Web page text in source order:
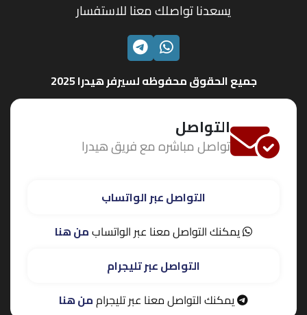
يسعدنا تواصلك معنا للاستفسار
الواتسابتليجرام
جميع الحقوق محفوظه لسيرفر هيدرا 2025
التواصل
تواصل مباشره مع فريق هيدرا
التواصل عبر الواتساب
يمكنك التواصل معنا عبر الواتسابمن هنا
التواصل عبر تليجرام
يمكنك التواصل معنا عبر تليجراممن هنا